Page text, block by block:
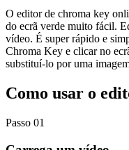
O editor de chroma key
do ecrã verde muito fácil.
vídeo. É super rápido e
Chroma Key e clicar no
substituí-lo por uma
Como usar o
Passo 01